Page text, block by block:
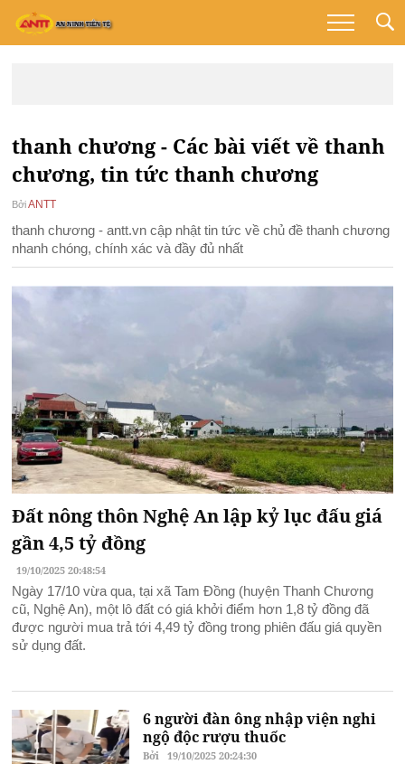
thanh chương - Các bài viết về thanh
chương, tin tức thanh chương
Bởi ANTT
thanh chương - antt.vn cập nhật tin tức về chủ đề thanh chương
nhanh chóng, chính xác và đầy đủ nhất
Đất nông thôn Nghệ An lập kỷ lục đấu giá
gần 4,5 tỷ đồng
19/10/2025 20:48:54
Ngày 17/10 vừa qua, tại xã Tam Đồng (huyện Thanh Chương
cũ, Nghệ An), một lô đất có giá khởi điểm hơn 1,8 tỷ đồng đã
được người mua trả tới 4,49 tỷ đồng trong phiên đấu giá quyền
sử dụng đất.
6 người đàn ông nhập viện nghi
ngộ độc rượu thuốc
Bởi 19/10/2025 20:24:30